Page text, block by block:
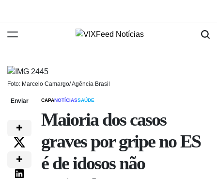
Foto: Marcelo Camargo/ Agência Brasil
Enviar CAPANOTÍCIASSAÚDE
Maioria dos casos
graves por gripe no ES
é de idosos não